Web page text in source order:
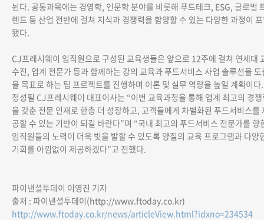
뉜다. 공통과목에는 경영학, 인문학 분야를 비롯해 푸드테크, ESG, 글로벌
렌드 등 산업 전반에 걸쳐 지식과 경쟁력을 함양할 수 있는 다양한 과정이
됐다.
CJ프레시웨이 임직원으로 구성된 교육생들은 앞으로 12주에 걸쳐 연세대
수진, 업계 전문가 등과 함께하는 강의 교육과 푸드서비스 사업 솔루션을 도
을 목표로 하는 팀 프로젝트를 진행하며 이론 및 실무 역량을 높일 계획이다.
정성필 CJ프레시웨이 대표이사는 “이번 교육과정을 통해 업계 최고의 경
을 갖춘 전문 인재로 한층 더 성장하고, 고객들에게 차별화된 푸드서비스를
공할 수 있는 기반이 되길 바란다”며 “국내 최고의 푸드서비스 전문가를 향
임직원들의 노력이 더욱 빛을 발할 수 있도록 양질의 교육 프로그램과 다양
기회를 아낌없이 제공하겠다”고 전했다.
파이낸셜투데이 이영진 기자
출처 : 파이낸셜투데이(http://www.ftoday.co.kr)
http://www.ftoday.co.kr/news/articleView.html?idxno=234534